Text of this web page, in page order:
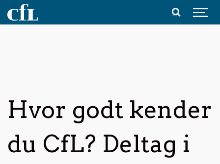
Spring til indhold
Hvor godt kender
du CfL? Deltag i